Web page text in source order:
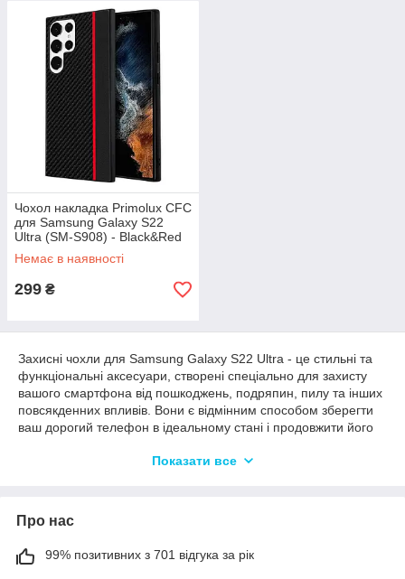
Чохол накладка Primolux CFC
для Samsung Galaxy S22
Ultra (SM-S908) - Black&Red
Немає в наявності
299 ₴
Захисні чохли для Samsung Galaxy S22 Ultra - це стильні та
функціональні аксесуари, створені спеціально для захисту
вашого смартфона від пошкоджень, подряпин, пилу та інших
повсякденних впливів. Вони є відмінним способом зберегти
ваш дорогий телефон в ідеальному стані і продовжити його
Чохли для Samsung Galaxy S22 Ultra пропонують
матеріалах, як-от пластик, силікон і метал, що дає змогу
щодо відчуттів і зовнішнього вигляду.
Показати все
Про нас
99% позитивних з 701 відгука за рік